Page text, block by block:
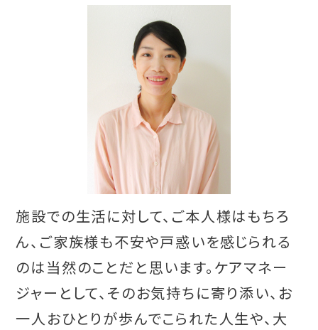
施設での生活に対して、ご本人様はもちろ
ん、ご家族様も不安や戸惑いを感じられる
のは当然のことだと思います。ケアマネー
ジャーとして、そのお気持ちに寄り添い、お
一人おひとりが歩んでこられた人生や、大